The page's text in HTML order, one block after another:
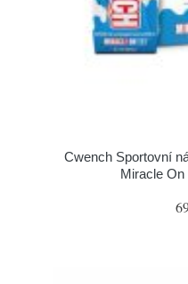
Cwench Sportovní
Miracle